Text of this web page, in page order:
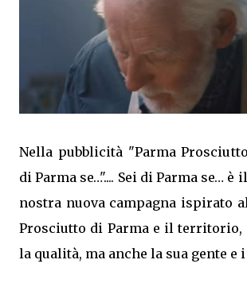
Nella pubblicità "Parma
di Parma se…".... Sei di Parma se… è
nostra nuova campagna ispirato
Prosciutto di Parma e il territorio,
la qualità, ma anche la sua gente e